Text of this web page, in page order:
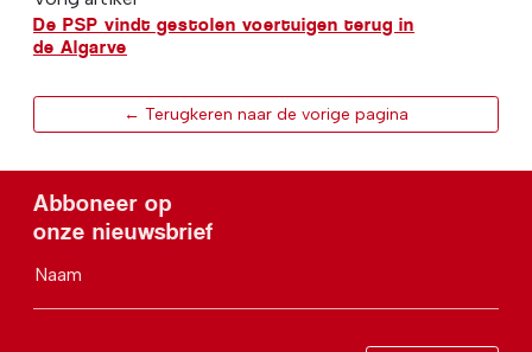
De PSP vindt gestolen voertuigen terug in
de Algarve
← Terugkeren naar de vorige pagina
Abboneer op
onze nieuwsbrief
Naam